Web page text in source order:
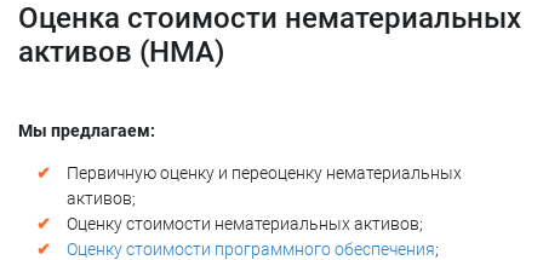
Оценка стоимости нематериальных
активов (НМА)
Мы предлагаем:
Первичную оценку и переоценку нематериальных
активов;
Оценку стоимости нематериальных активов;
Оценку стоимости программного обеспечения;